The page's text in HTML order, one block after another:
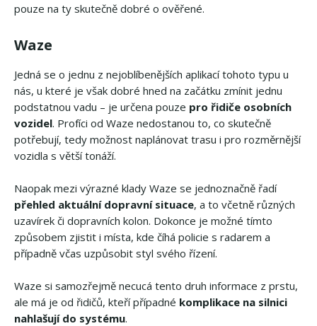
pouze na ty skutečně dobré o ověřené.
Waze
Jedná se o jednu z nejoblíbenějších aplikací tohoto typu u
nás, u které je však dobré hned na začátku zmínit jednu
podstatnou vadu – je určena pouze pro řidiče osobních
vozidel. Profíci od Waze nedostanou to, co skutečně
potřebují, tedy možnost naplánovat trasu i pro rozměrnější
vozidla s větší tonáží.
Naopak mezi výrazné klady Waze se jednoznačně řadí
přehled aktuální dopravní situace, a to včetně různých
uzavírek či dopravních kolon. Dokonce je možné tímto
způsobem zjistit i místa, kde číhá policie s radarem a
případně včas uzpůsobit styl svého řízení.
Waze si samozřejmě necucá tento druh informace z prstu,
ale má je od řidičů, kteří případné komplikace na silnici
nahlašují do systému.